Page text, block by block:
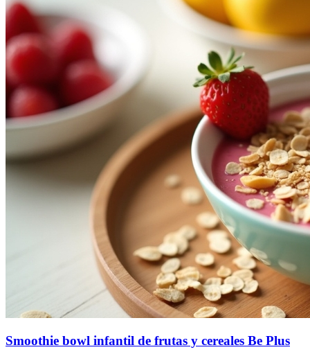
Smoothie bowl infantil de frutas y cereales Be Plus